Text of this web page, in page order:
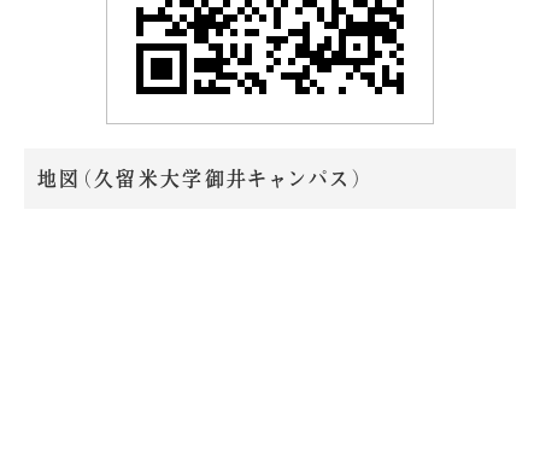
地図（久留米大学御井キャンパス）